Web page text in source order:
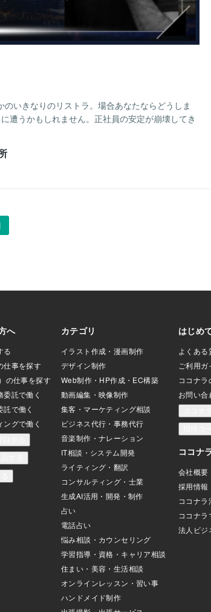
いきなりのリストラ。場合あなたならどうしま
遭うかもしれません。正社員の安定が崩壊してき